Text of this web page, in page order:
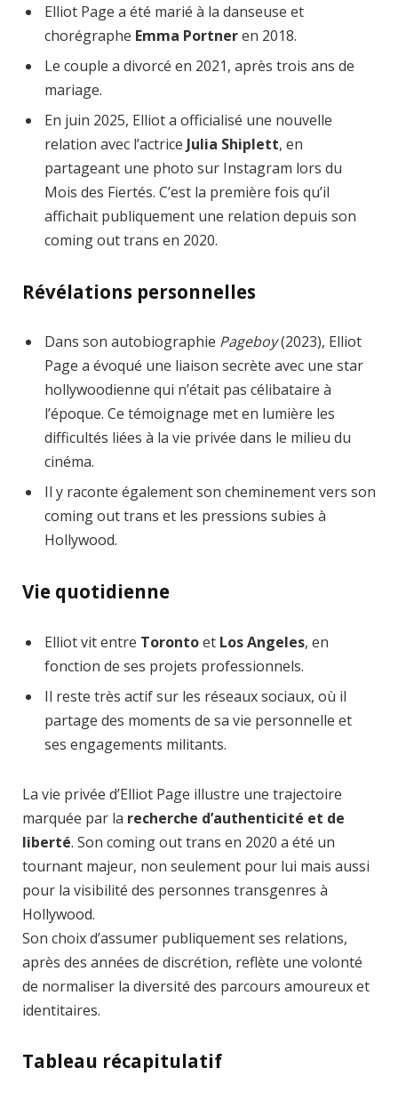
Elliot Page a été marié à la danseuse et
chorégraphe Emma Portneren 2018.
Le couple a divorcé en 2021, après trois ans de
mariage.
En juin 2025, Elliot a officialisé une nouvelle
relation avec l’actrice Julia Shiplett, en
partageant une photo sur Instagram lors du
Mois des Fiertés. C’est la première fois qu’il
affichait publiquement une relation depuis son
coming out trans en 2020.
Révélations personnelles
Dans son autobiographie Pageboy(2023), Elliot
Page a évoqué une liaison secrète avec une star
hollywoodienne qui n’était pas célibataire à
l’époque. Ce témoignage met en lumière les
difficultés liées à la vie privée dans le milieu du
cinéma.
Il y raconte également son cheminement vers son
coming out trans et les pressions subies à
Hollywood.
Vie quotidienne
Elliot vit entre Torontoet Los Angeles, en
fonction de ses projets professionnels.
Il reste très actif sur les réseaux sociaux, où il
partage des moments de sa vie personnelle et
ses engagements militants.
La vie privée d’Elliot Page illustre une trajectoire
marquée par la recherche d’authenticité et de
liberté. Son coming out trans en 2020 a été un
tournant majeur, non seulement pour lui mais aussi
pour la visibilité des personnes transgenres à
Hollywood.
Son choix d’assumer publiquement ses relations,
après des années de discrétion, reflète une volonté
de normaliser la diversité des parcours amoureux et
identitaires.
Tableau récapitulatif